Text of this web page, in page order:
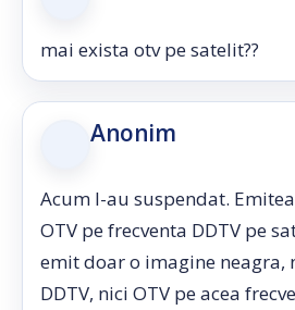
mai exista otv pe satelit??
Anonim
Acum l-au suspendat.
OTV pe frecventa DDTV pe
emit doar o imagine neagra,
DDTV, nici OTV pe acea